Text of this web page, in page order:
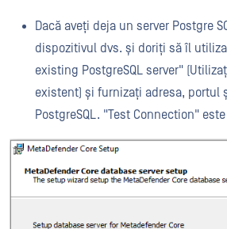
Dacă aveți deja un server Postgre
dispozitivul dvs. și doriți să îl
existing PostgreSQL server"
existent) și furnizați adresa, portul
PostgreSQL. "Test Connection"